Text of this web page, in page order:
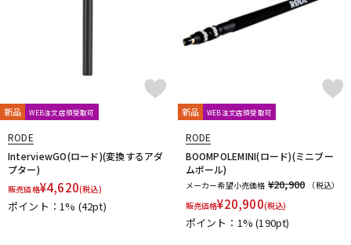
新品 WEB注文店頭受取可
RODE
InterviewGO(ロード)(変換するアダ
プター)
販売価格¥4,620(税込)
ポイント：1% (42pt)
新品 WEB注文店頭受取可
RODE
BOOMPOLEMINI(ロード)(ミニブー
ムポール)
メーカー希望小売価格 ¥20,900
（税込）
販売価格¥20,900(税込)
ポイント：1%(190pt)